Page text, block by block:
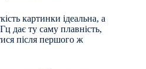
картинки ідеальна, а
дає ту саму плавність,
після першого ж